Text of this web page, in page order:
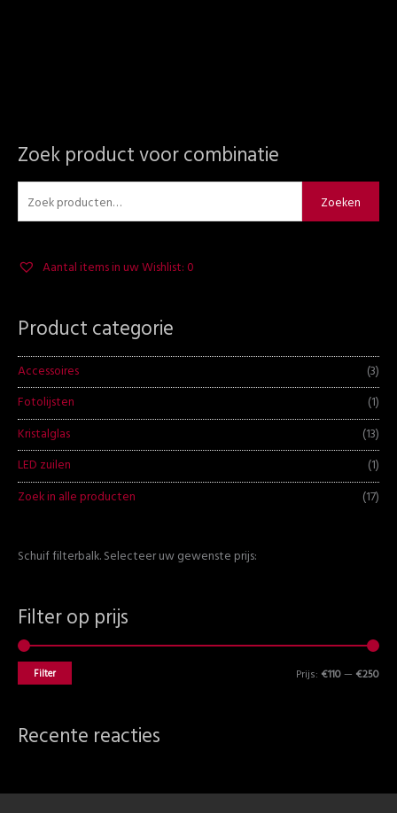
Zoek product voor combinatie
Z
k
n
a
a
r
:
Zoeken
Aantal items in uw Wishlist: 0
Product categorie
Accessoires
(3)
Fotolijsten
(1)
Kristalglas
(13)
LED zuilen
(1)
Zoek in alle producten
(17)
Schuif filterbalk. Selecteer uw gewenste prijs:
Filter op prijs
..
Filter Prijs: €110— €250
Recente reacties